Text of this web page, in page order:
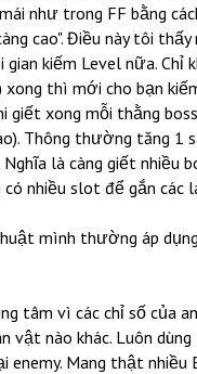
như trong FF bằng
cao". Điều này tôi
kiếm Level nữa. Chỉ
xong thì mới cho bạn
giết xong mỗi thằng
Thông thường tăng 1
là càng giết nhiều
có nhiều slot để gắn các
mình thường áp
tâm vì các chỉ số của
vật nào khác. Luôn
enemy. Mang thật